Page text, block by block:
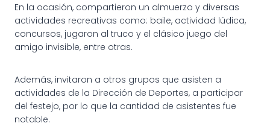
En la ocasión, compartieron un almuerzo y diversas
actividades recreativas como: baile, actividad lúdica,
concursos, jugaron al truco y el clásico juego del
amigo invisible, entre otras.
Además, invitaron a otros grupos que asisten a
actividades de la Dirección de Deportes, a participar
del festejo, por lo que la cantidad de asistentes fue
notable.